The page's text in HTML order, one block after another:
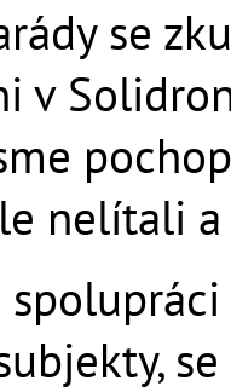
se
v
nelítali